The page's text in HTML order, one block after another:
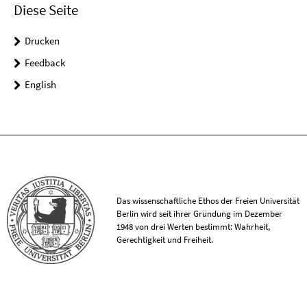
Diese Seite
Drucken
Feedback
English
Das wissenschaftliche Ethos der Freien Universität
Berlin wird seit ihrer Gründung im Dezember
1948 von drei Werten bestimmt: Wahrheit,
Gerechtigkeit und Freiheit.